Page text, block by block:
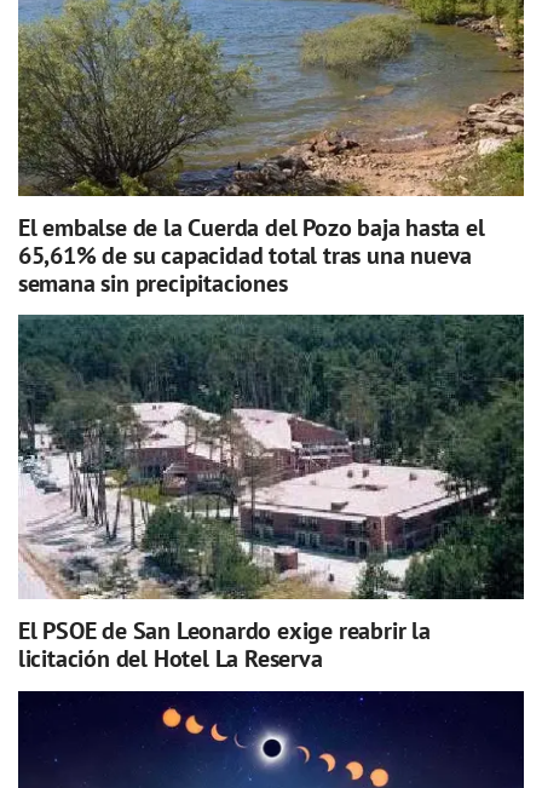
El embalse de la Cuerda del Pozo baja hasta el
65,61% de su capacidad total tras una nueva
semana sin precipitaciones
El PSOE de San Leonardo exige reabrir la
licitación del Hotel La Reserva